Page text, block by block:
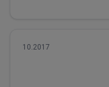
10.2017